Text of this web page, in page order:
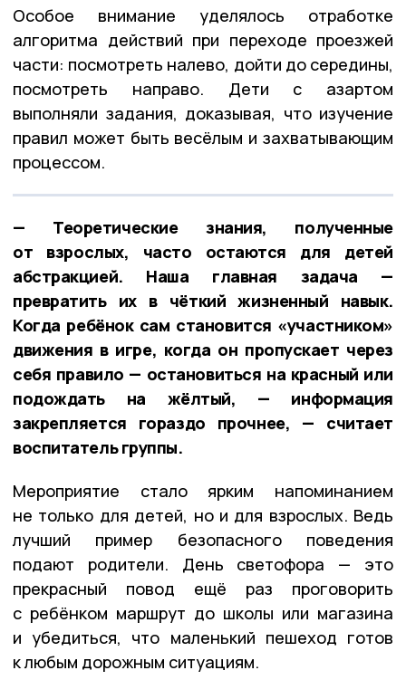
Особое внимание уделялось отработке
алгоритма действий при переходе проезжей
части: посмотреть налево, дойти до середины,
посмотреть направо. Дети с азартом
выполняли задания, доказывая, что изучение
правил может быть весёлым и захватывающим
процессом.
— Теоретические знания, полученные
от взрослых, часто остаются для детей
абстракцией. Наша главная задача —
превратить их в чёткий жизненный навык.
Когда ребёнок сам становится «участником»
движения в игре, когда он пропускает через
себя правило — остановиться на красный или
подождать на жёлтый, — информация
закрепляется гораздо прочнее, — считает
воспитатель группы.
Мероприятие стало ярким напоминанием
не только для детей, но и для взрослых. Ведь
лучший пример безопасного поведения
подают родители. День светофора — это
прекрасный повод ещё раз проговорить
с ребёнком маршрут до школы или магазина
и убедиться, что маленький пешеход готов
к любым дорожным ситуациям.